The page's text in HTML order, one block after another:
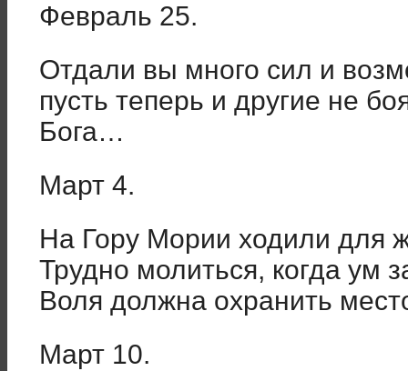
Февраль 25.
Отдали вы много сил и
пусть теперь и другие не
Бога…
Март 4.
На Гору Мории ходили для
Трудно молиться, когда ум
Воля должна охранить
Март 10.